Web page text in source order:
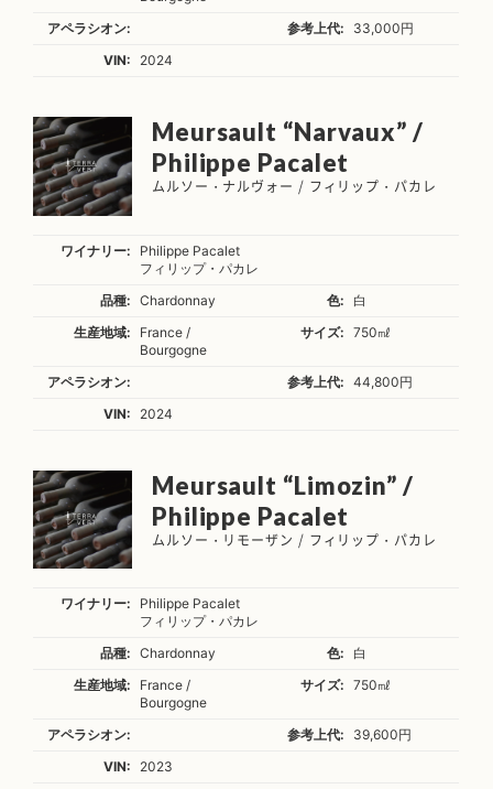
アペラシオン:
参考上代:
33,000円
VIN:
2024
Meursault “Narvaux” /
Philippe Pacalet
ムルソー・ナルヴォー / フィリップ・パカレ
ワイナリー:
Philippe Pacalet
フィリップ・パカレ
品種:
Chardonnay 色:
白
生産地域:
France /
Bourgogne
サイズ: 750㎖
アペラシオン: 参考上代:
44,800円
VIN:
2024
Meursault “Limozin” /
Philippe Pacalet
ムルソー・リモーザン / フィリップ・パカレ
ワイナリー:
Philippe Pacalet
フィリップ・パカレ
品種:
Chardonnay 色:
白
生産地域:
France /
Bourgogne
サイズ: 750㎖
アペラシオン: 参考上代:
39,600円
VIN:
2023